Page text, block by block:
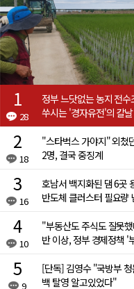
28
정부 느닷없는 농지 전
쑤시는 '경자유전'의 칼날
18
"스타벅스 가야지" 외쳤
2명, 결국 중징계
16
호남서 백지화된 댐 6
반도체 클러스터 필요량
10
"부동산도 주식도 잘못
반 이상, 정부 경제정책 '
9
[단독] 김영수 "국방부
백 탈영 알고있었다"